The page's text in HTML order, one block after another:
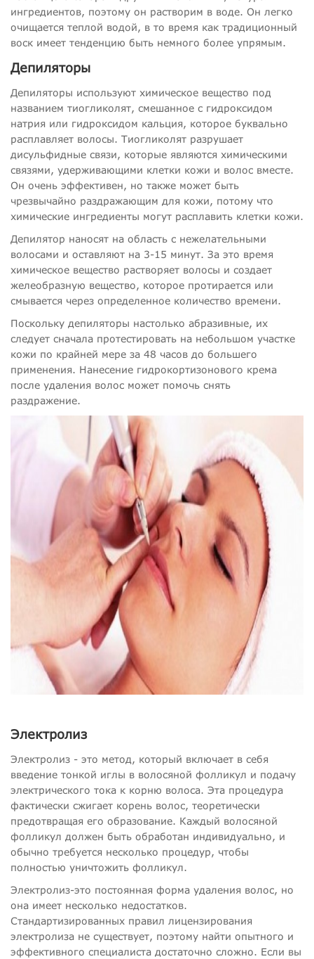
ингредиентов, поэтому он растворим в воде. Он легко
очищается теплой водой, в то время как традиционный
воск имеет тенденцию быть немного более упрямым.
Депиляторы
Депиляторы используют химическое вещество под
названием тиогликолят, смешанное с гидроксидом
натрия или гидроксидом кальция, которое буквально
расплавляет волосы. Тиогликолят разрушает
дисульфидные связи, которые являются химическими
связями, удерживающими клетки кожи и волос вместе.
Он очень эффективен, но также может быть
чрезвычайно раздражающим для кожи, потому что
химические ингредиенты могут расплавить клетки кожи.
Депилятор наносят на область с нежелательными
волосами и оставляют на 3-15 минут. За это время
химическое вещество растворяет волосы и создает
желеобразную вещество, которое протирается или
смывается через определенное количество времени.
Поскольку депиляторы настолько абразивные, их
следует сначала протестировать на небольшом участке
кожи по крайней мере за 48 часов до большего
применения. Нанесение гидрокортизонового крема
после удаления волос может помочь снять
раздражение.
Электролиз
Электролиз - это метод, который включает в себя
введение тонкой иглы в волосяной фолликул и подачу
электрического тока к корню волоса. Эта процедура
фактически сжигает корень волос, теоретически
предотвращая его образование. Каждый волосяной
фолликул должен быть обработан индивидуально, и
обычно требуется несколько процедур, чтобы
полностью уничтожить фолликул.
Электролиз-это постоянная форма удаления волос, но
она имеет несколько недостатков.
Стандартизированных правил лицензирования
электролиза не существует, поэтому найти опытного и
эффективного специалиста достаточно сложно. Если вы